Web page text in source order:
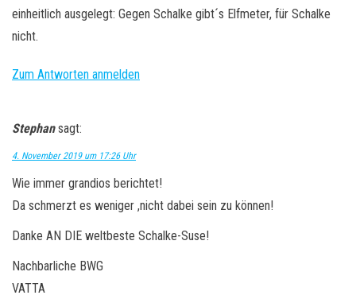
einheitlich ausgelegt: Gegen Schalke gibt´s Elfmeter, für Schalke
nicht.
Zum Antworten anmelden
Stephan sagt:
4. November 2019 um 17:26 Uhr
Wie immer grandios berichtet!
Da schmerzt es weniger ,nicht dabei sein zu können!
Danke AN DIE weltbeste Schalke-Suse!
Nachbarliche BWG
VATTA